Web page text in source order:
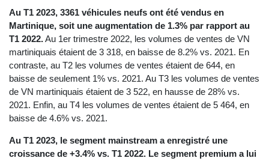
Au T1 2023, 3361 véhicules neufs ont été vendus en
Martinique, soit une augmentation de 1.3% par rapport au
T1 2022.Au 1er trimestre 2022, les volumes de ventes de VN
martiniquais étaient de 3 318, en baisse de 8.2% vs. 2021. En
contraste, au T2 les volumes de ventes étaient de 644, en
baisse de seulement 1% vs. 2021. Au T3 les volumes de ventes
de VN martiniquais étaient de 3 522, en hausse de 28% vs.
2021. Enfin, au T4 les volumes de ventes étaient de 5 464, en
baisse de 4.6% vs. 2021.
Au T1 2023, le segment mainstream a enregistré une
croissance de +3.4% vs. T1 2022. Le segment premium a lui